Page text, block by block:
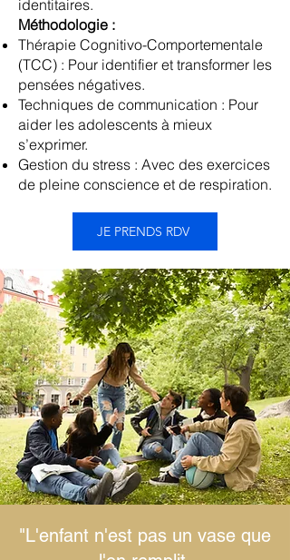
identitaires.
Méthodologie :
Thérapie Cognitivo-Comportementale
(TCC) : Pour identifier et transformer les
pensées négatives.
Techniques de communication : Pour
aider les adolescents à mieux
s’exprimer.
Gestion du stress : Avec des exercices
de pleine conscience et de respiration.
JE PRENDS RDV
"L'enfant n'est pas un vase que